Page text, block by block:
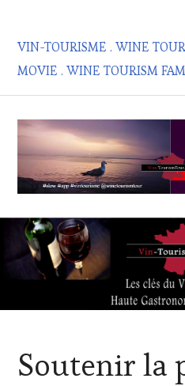
contenu
principal
VIN-TOURISME . WINE
MOVIE . WINE TOURISM
CLASSÉ
Soutenir la